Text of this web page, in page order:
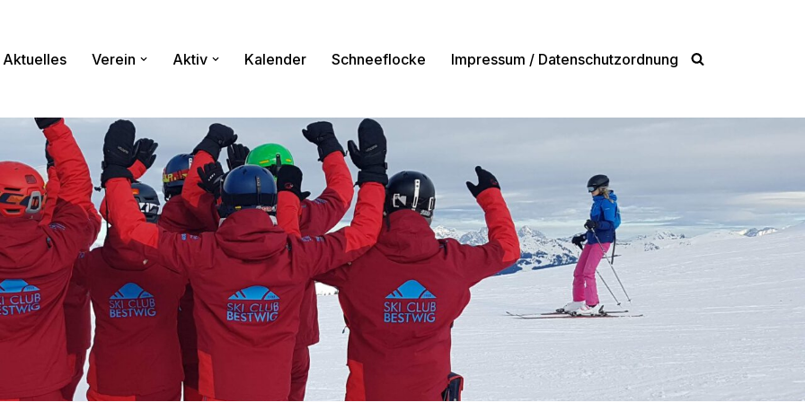
Aktuelles Verein Aktiv Kalender Schneeflocke Impressum / Datenschutzordnung